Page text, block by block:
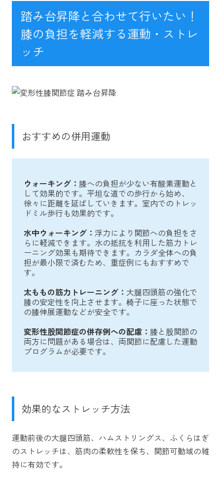
踏み台昇降と合わせて行いたい！
膝の負担を軽減する運動・ストレ
ッチ
おすすめの併用運動
ウォーキング： 膝への負担が少ない有酸素運動と
して効果的です。平坦な道での歩行から始め、
徐々に距離を延ばしていきます。室内でのトレッ
ドミル歩行も効果的です。
水中ウォーキング： 浮力により関節への負担をさ
らに軽減できます。水の抵抗を利用した筋力トレ
ーニング効果も期待できます。カラダ全体への負
担が最小限で済むため、重症例にもおすすめで
す。
太ももの筋力トレーニング： 大腿四頭筋の強化で
膝の安定性を向上させます。椅子に座った状態で
の膝伸展運動などが安全です。
変形性股関節症の併存例への配慮： 膝と股関節の
両方に問題がある場合は、両関節に配慮した運動
プログラムが必要です。
効果的なストレッチ方法
運動前後の大腿四頭筋、ハムストリングス、ふくらはぎ
のストレッチは、筋肉の柔軟性を保ち、関節可動域の維
持に有効です。